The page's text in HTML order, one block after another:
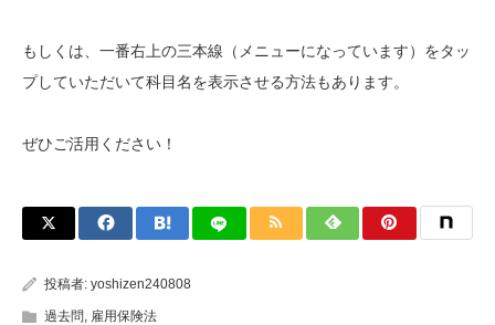
もしくは、一番右上の三本線（メニューになっています）をタッ
プしていただいて科目名を表示させる方法もあります。
ぜひご活用ください！
投稿者: yoshizen240808
過去問, 雇用保険法